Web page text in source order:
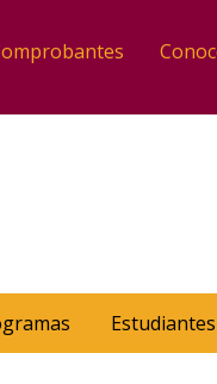
Estudiantes